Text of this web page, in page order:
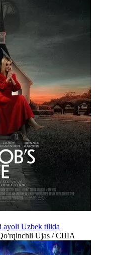
ayoli Uzbek tilida
Ujas / США